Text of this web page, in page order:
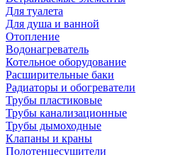
Для туалета
Для душа и ванной
Отопление
Водонагреватель
Котельное оборудование
Расширительные баки
Радиаторы и обогреватели
Трубы пластиковые
Трубы канализационные
Трубы дымоходные
Клапаны и краны
Полотенцесушители